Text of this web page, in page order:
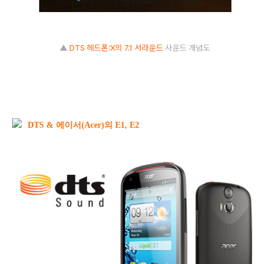
▲ DTS 헤드폰:X의 7.1 서라운드 사운드 개념도
DTS & 에이서(Acer)의 E1, E2